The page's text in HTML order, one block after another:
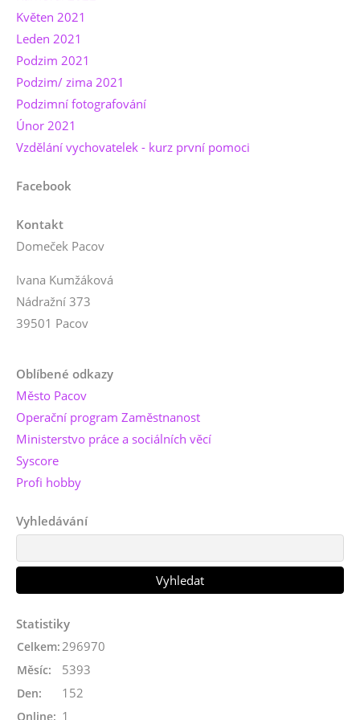
Květen 2021
Leden 2021
Podzim 2021
Podzim/ zima 2021
Podzimní fotografování
Únor 2021
Vzdělání vychovatelek - kurz první pomoci
Facebook
Kontakt
Domeček Pacov
Ivana Kumžáková
Nádražní 373
39501 Pacov
Oblíbené odkazy
Město Pacov
Operační program Zaměstnanost
Ministerstvo práce a sociálních věcí
Syscore
Profi hobby
Vyhledávání
Statistiky
Online: 1
Celkem: 296970
Měsíc: 5393
Den: 152